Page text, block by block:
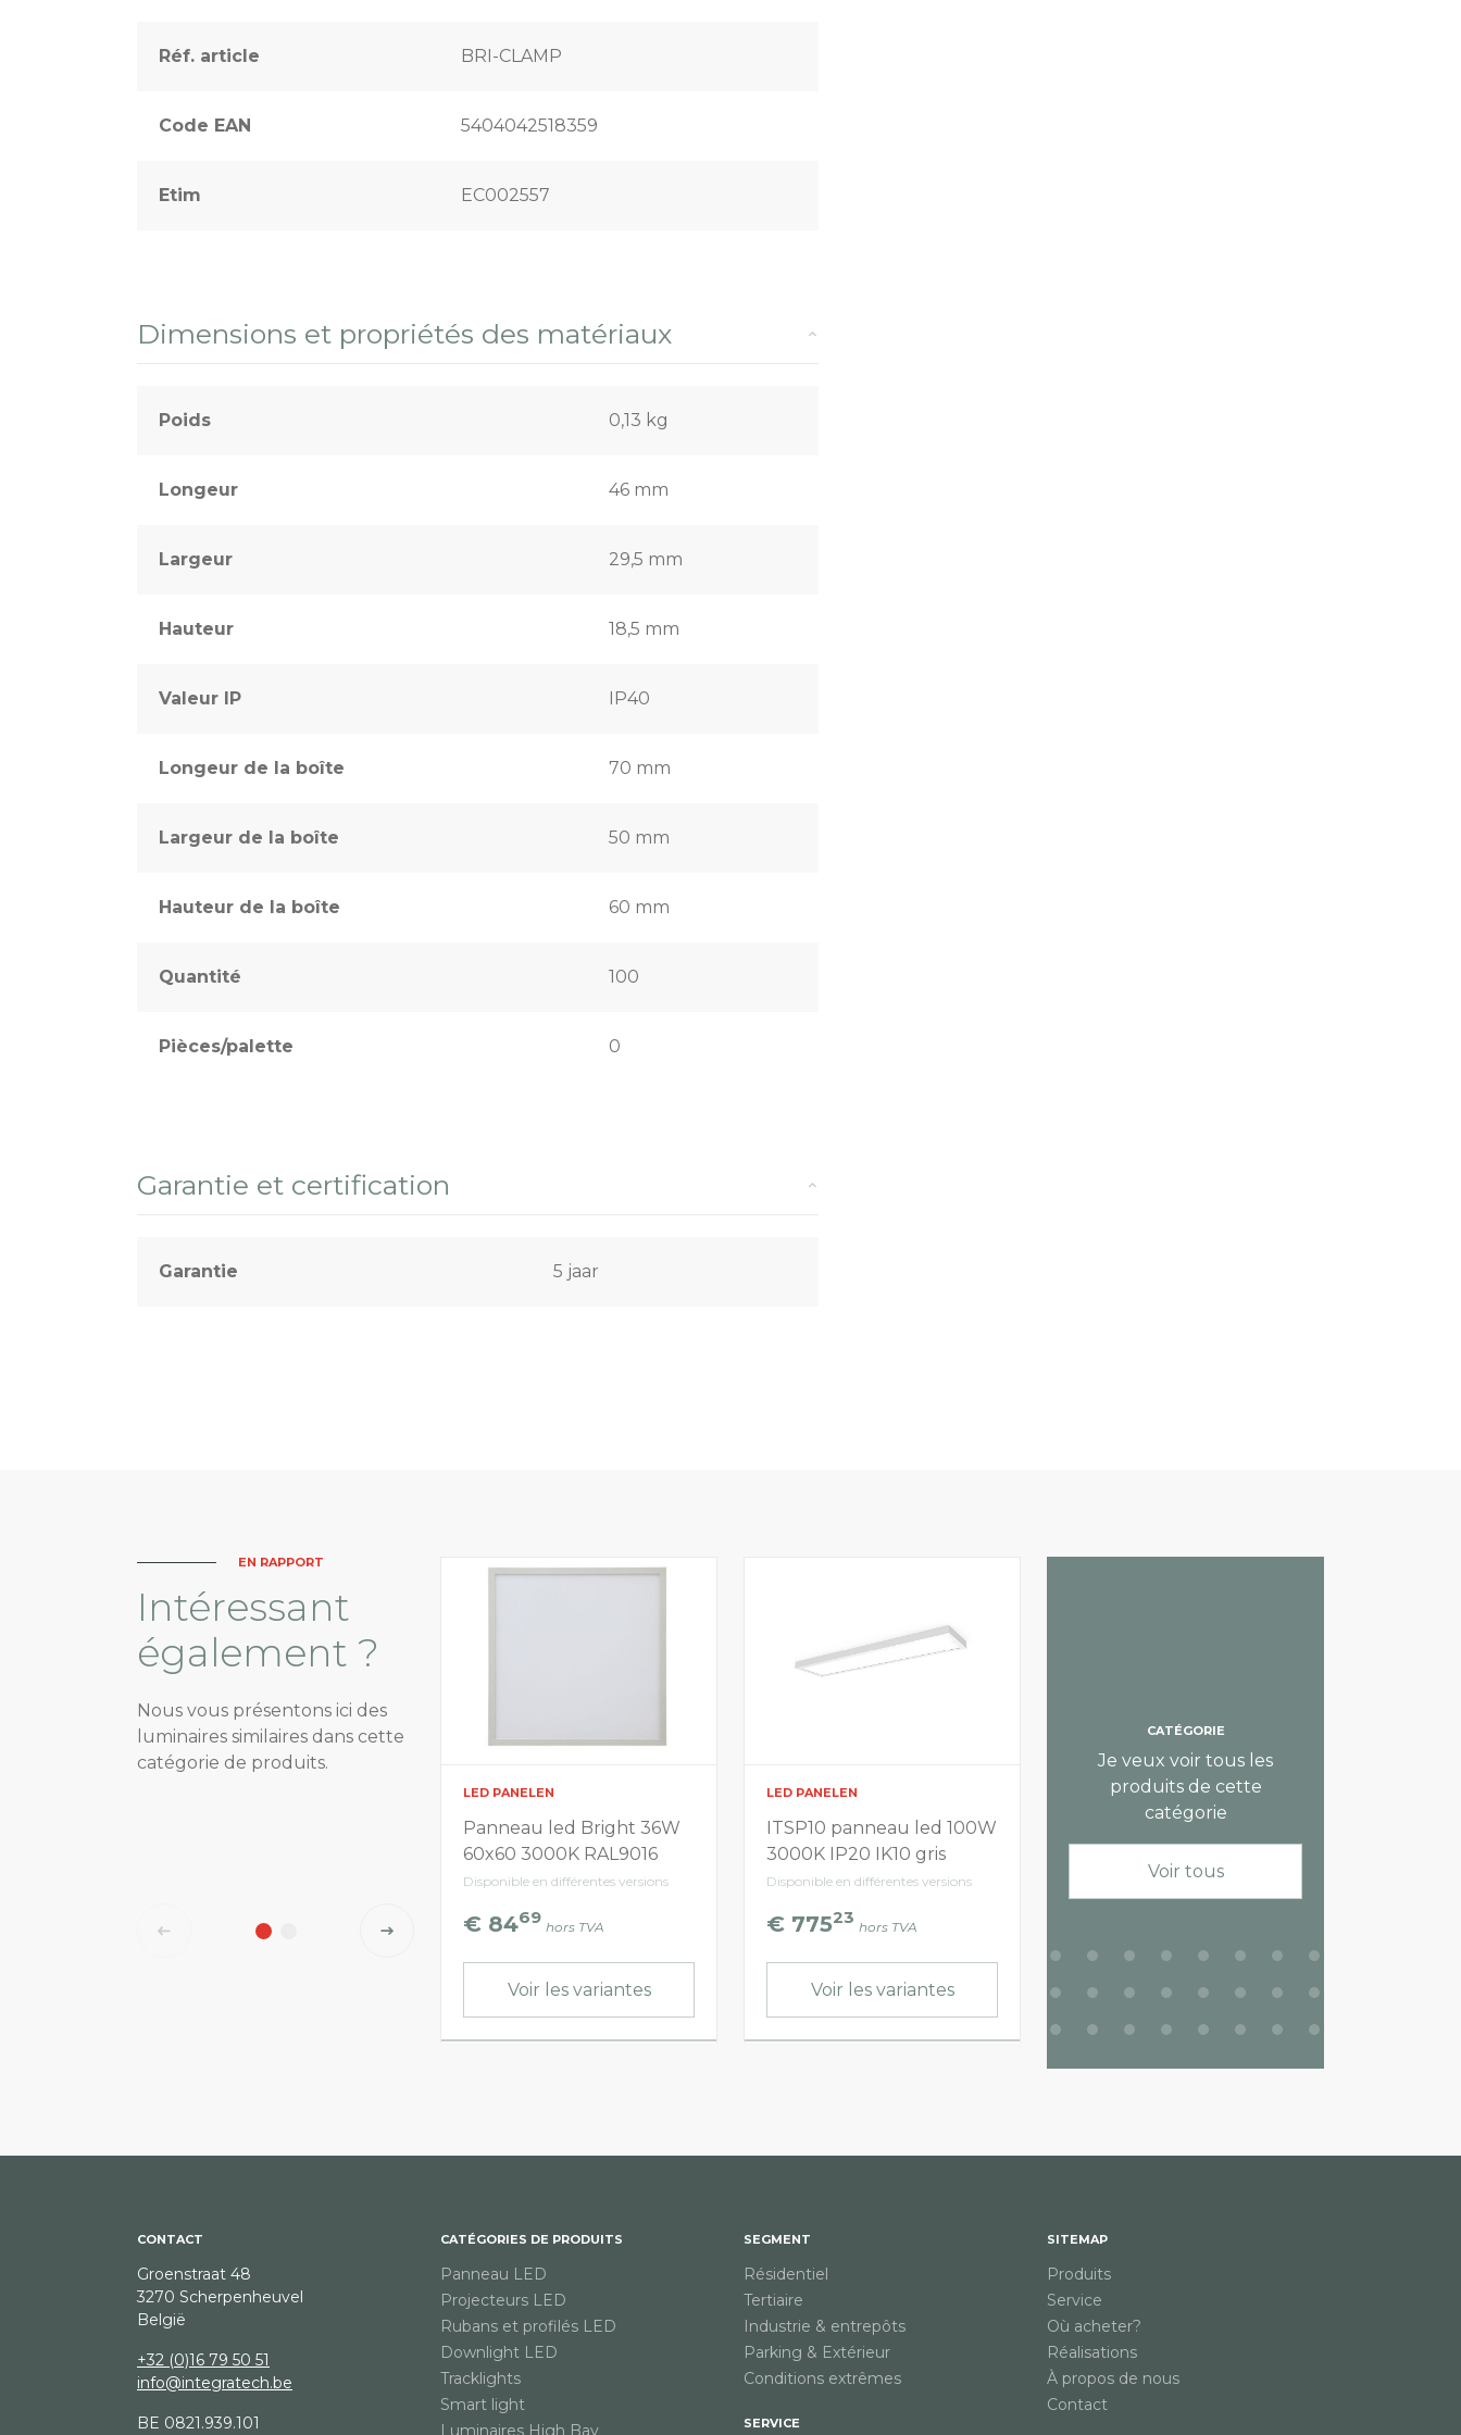
Réf. article BRI-CLAMP
Code EAN 5404042518359
Etim EC002557
Dimensions et propriétés des matériaux
Poids 0,13 kg
Longeur 46 mm
Largeur 29,5 mm
Hauteur 18,5 mm
Valeur IP IP40
Longeur de la boîte 70 mm
Largeur de la boîte 50 mm
Hauteur de la boîte 60 mm
Quantité 100
Pièces/palette 0
Garantie et certification
Garantie 5 jaar
EN RAPPORT
Intéressant
également ?
Nous vous présentons ici des
luminaires similaires dans cette
catégorie de produits.
LED PANELEN
Panneau led Bright 36W
60x60 3000K RAL9016
Disponible en différentes versions
€ 8469 hors TVA
Voir les variantes
LED PANELEN
ITSP10 panneau led 100W
3000K IP20 IK10 gris
Disponible en différentes versions
€ 77523 hors TVA
Voir les variantes
LED PANELEN
Quadra panneau LED
cadre+driver
€ 323 hors TVA
CATÉGORIE
Je veux voir tous les
produits de cette
catégorie
Voir tous
CONTACT
Groenstraat 48
3270 Scherpenheuvel
België
+32 (0)16 79 50 51
info@integratech.be
BE 0821.939.101
CATÉGORIES DE PRODUITS
Panneau LED
Projecteurs LED
Rubans et profilés LED
Downlight LED
Tracklights
Smart light
Luminaires High Bay
SEGMENT
Résidentiel
Tertiaire
Industrie & entrepôts
Parking & Extérieur
Conditions extrêmes
SERVICE
SITEMAP
Produits
Service
Où acheter?
Réalisations
À propos de nous
Contact